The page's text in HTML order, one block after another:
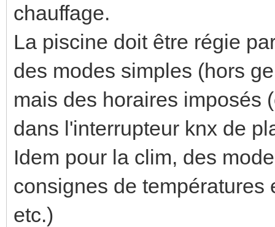
chauffage.
La piscine doit être régie
des modes simples (hors
mais des horaires imposés
dans l'interrupteur knx de
Idem pour la clim, des
consignes de températures
etc.)